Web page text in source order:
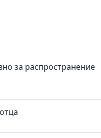
за распространение